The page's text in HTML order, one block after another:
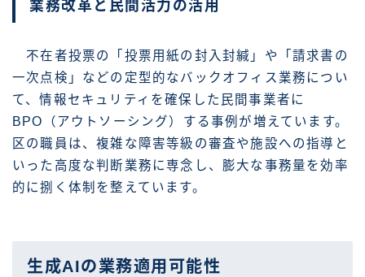
業務改革と民間活力の活用
不在者投票の「投票用紙の封入封緘」や「請求書の
一次点検」などの定型的なバックオフィス業務につい
て、情報セキュリティを確保した民間事業者に
BPO（アウトソーシング）する事例が増えています。
区の職員は、複雑な障害等級の審査や施設への指導と
いった高度な判断業務に専念し、膨大な事務量を効率
的に捌く体制を整えています。
生成AIの業務適用可能性